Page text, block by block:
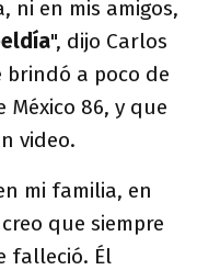
ni en mis amigos,
", dijo Carlos
a poco de
86, y que
video.
mi familia, en
creo que siempre
falleció. Él